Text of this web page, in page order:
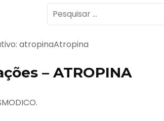
Pesquisar
por:
atropinaAtropina
– ATROPINA